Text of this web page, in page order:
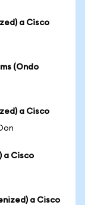
a Cisco
(Ondo
a Cisco
a Cisco
a Cisco